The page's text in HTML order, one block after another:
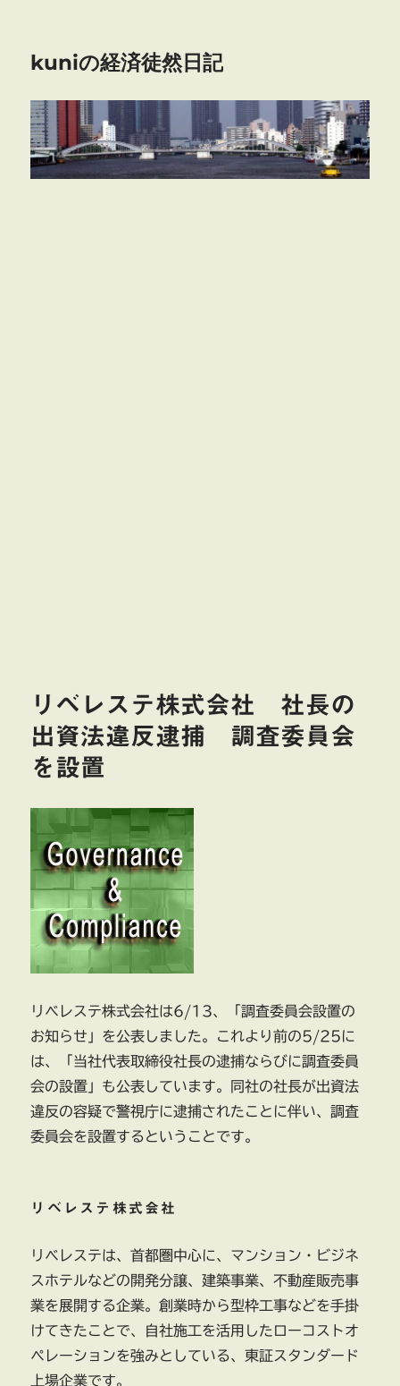
kuniの経済徒然日記
リベレステ株式会社 社長の
出資法違反逮捕 調査委員会
を設置
リベレステ株式会社は6/13、「調査委員会設置の
お知らせ」を公表しました。これより前の5/25に
は、「当社代表取締役社長の逮捕ならびに調査委員
会の設置」も公表しています。同社の社長が出資法
違反の容疑で警視庁に逮捕されたことに伴い、調査
委員会を設置するということです。
リベレステ株式会社
リベレステは、首都圏中心に、マンション・ビジネ
スホテルなどの開発分譲、建築事業、不動産販売事
業を展開する企業。創業時から型枠工事などを手掛
けてきたことで、自社施工を活用したローコストオ
ペレーションを強みとしている、東証スタンダード
上場企業です。